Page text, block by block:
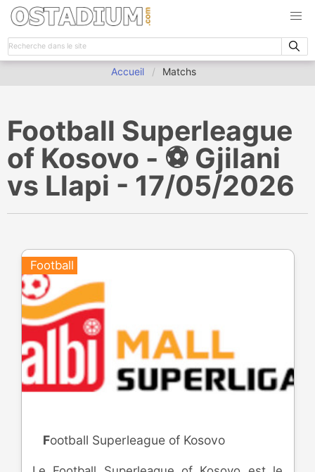
Accueil Matchs
Football Superleague
of Kosovo - ⚽️ Gjilani
vs Llapi - 17/05/2026
Football
Football Superleague of Kosovo